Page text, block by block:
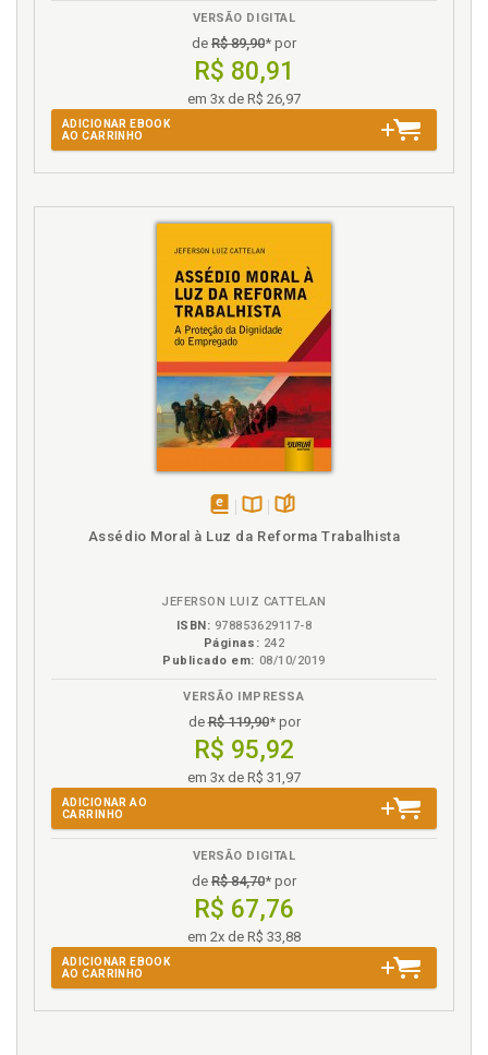
VERSÃO DIGITAL
de R$ 89,90* por
R$ 80,91
em 3x de R$ 26,97
ADICIONAR EBOOK
AO CARRINHO
disponível
Disponível
páginas
Assédio Moral à Luz da Reforma Trabalhista
JEFERSON LUIZ CATTELAN
ISBN: 978853629117-8
Páginas: 242
Publicado em: 08/10/2019
VERSÃO IMPRESSA
deR$ 119,90* por
R$ 95,92
em 3x de R$ 31,97
ADICIONAR AO
CARRINHO
VERSÃO DIGITAL
de R$ 84,70* por
R$ 67,76
em 2x de R$ 33,88
ADICIONAR EBOOK
AO CARRINHO